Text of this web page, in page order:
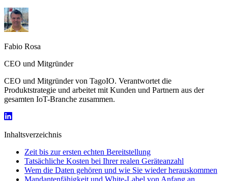
Fabio Rosa
CEO und Mitgründer
CEO und Mitgründer von TagoIO. Verantwortet die
Produktstrategie und arbeitet mit Kunden und Partnern aus der
gesamten IoT-Branche zusammen.
Inhaltsverzeichnis
Zeit bis zur ersten echten Bereitstellung
Tatsächliche Kosten bei Ihrer realen Geräteanzahl
Wem die Daten gehören und wie Sie wieder herauskommen